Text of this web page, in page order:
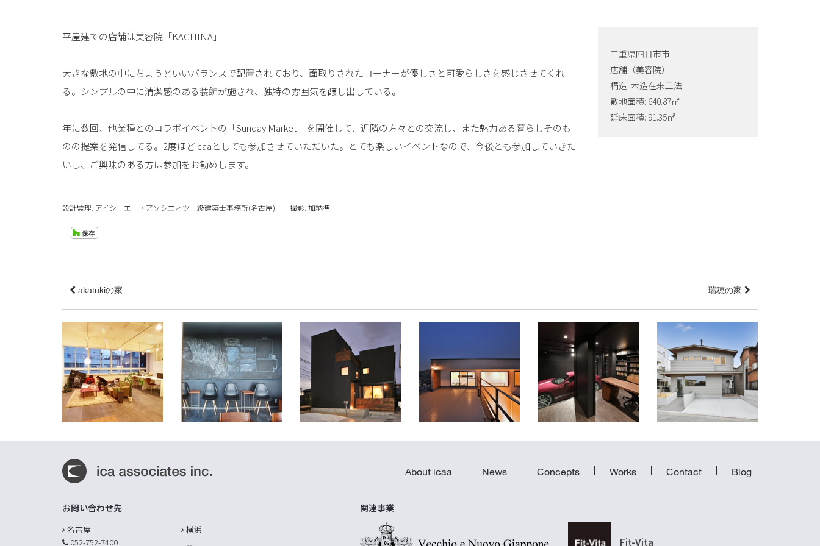
三重県四日市市
店舗（美容院）
構造: 木造在来工法
敷地面積: 640.87㎡
延床面積: 91.35㎡
平屋建ての店舗は美容院「KACHINA」
大きな敷地の中にちょうどいいバランスで配置されており、面取りされたコーナーが優しさと可愛らしさを感じさせてくれ
る。シンプルの中に清潔感のある装飾が施され、独特の雰囲気を醸し出している。
年に数回、他業種とのコラボイベントの「Sunday Market」を開催して、近隣の方々との交流し、また魅力ある暮らしそのも
のの提案を発信してる。2度ほどicaaとしても参加させていただいた。とても楽しいイベントなので、今後とも参加していきた
いし、ご興味のある方は参加をお勧めします。
設計監理: アイシーエー・アソシエィツ一級建築士事務所(名古屋) 撮影: 加納準
akatukiの家 瑞穂の家
エビス・アーキテクト・ス
タジオ
愛知県名古屋市中区
RIMOTAIL
富山県富山市
家具と暮らす家
愛知県北名古屋市
金木犀と家
神奈川県川崎市
筒井の家
愛知県名古屋市東区
神籬（ひもろぎ）の家
愛知県名古屋市緑区
About icaa News Concepts Works Contact Blog
お問い合わせ先
名古屋
052-752-7400
横浜
関連事業
Fit-Vita